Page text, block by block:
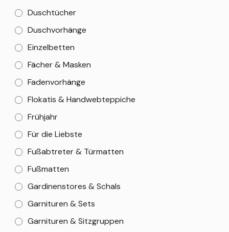
Duschtücher
Duschvorhänge
Einzelbetten
Fächer & Masken
Fadenvorhänge
Flokatis & Handwebteppiche
Frühjahr
Für die Liebste
Fußabtreter & Türmatten
Fußmatten
Gardinenstores & Schals
Garnituren & Sets
Garnituren & Sitzgruppen